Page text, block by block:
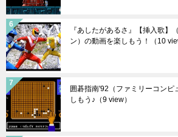
『あしたがあるさ』【挿入歌】
ン）の動画を楽しもう！
（10
囲碁指南'92（ファミリーコンピ
しもう♪ （9 view）